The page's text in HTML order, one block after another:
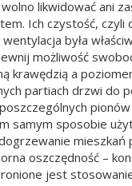
likwidować ani
Ich czystość, czyli
była
możliwość
krawędzią a
partiach drzwi do
samym sposobie
mieszkań
oszczędność –
jest